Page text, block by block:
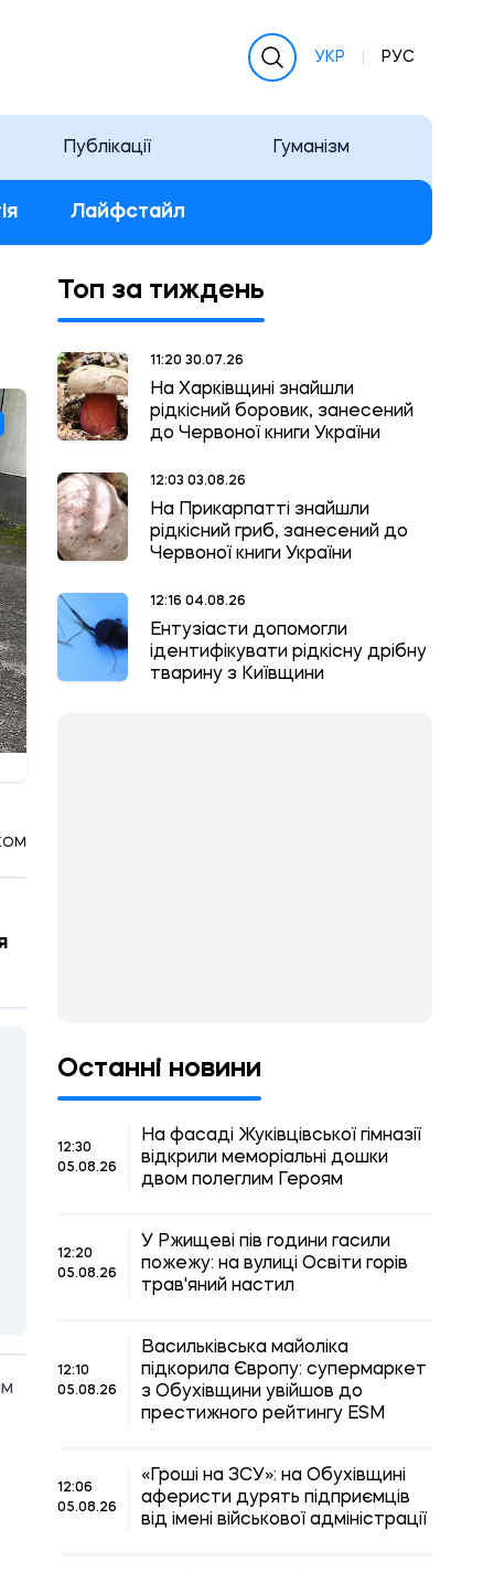
УКР РУС
Публікації Гуманізм
Лайфстайл
Топ за тиждень
11:20 30.07.26
На Харківщині знайшли
рідкісний боровик, занесений
до Червоної книги України
12:03 03.08.26
На Прикарпатті знайшли
рідкісний гриб, занесений до
Червоної книги України
12:16 04.08.26
Ентузіасти допомогли
ідентифікувати рідкісну дрібну
тварину з Київщини
Останні новини
12:30
05.08.26
На фасаді Жуківцівської гімназії
відкрили меморіальні дошки
двом полеглим Героям
12:20
05.08.26
У Ржищеві пів години гасили
пожежу: на вулиці Освіти горів
трав'яний настил
12:10
05.08.26
Васильківська майоліка
підкорила Європу: супермаркет
з Обухівщини увійшов до
престижного рейтингу ESM
12:06
05.08.26
«Гроші на ЗСУ»: на Обухівщині
аферисти дурять підприємців
від імені військової адміністрації